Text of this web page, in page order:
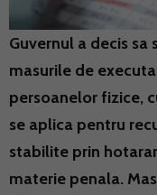
Guvernul a decis sa
masurile de
persoanelor fizice,
se aplica pentru
stabilite prin
materie penala.